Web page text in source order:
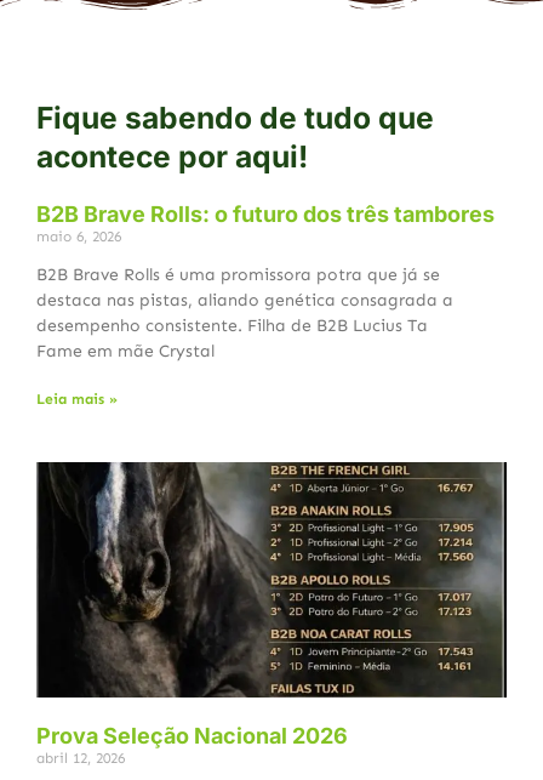
Fique sabendo de tudo que
acontece por aqui!
B2B Brave Rolls: o futuro dos três tambores
maio 6, 2026
B2B Brave Rolls é uma promissora potra que já se
destaca nas pistas, aliando genética consagrada a
desempenho consistente. Filha de B2B Lucius Ta
Fame em mãe Crystal
Leia mais »
Prova Seleção Nacional 2026
abril 12, 2026